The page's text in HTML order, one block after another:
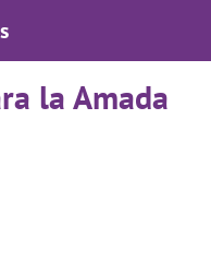
la Amada